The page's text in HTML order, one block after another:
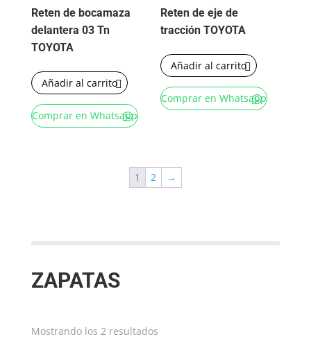
Reten de bocamaza
delantera 03 Tn
TOYOTA
Añadir al carrito
Comprar en Whatsapp
Reten de eje de
tracción TOYOTA
Añadir al carrito
Comprar en Whatsapp
1 2 →
ZAPATAS
Mostrando los 2 resultadosOrdenado